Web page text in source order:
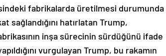
fabrikalarda üretilmesi durumunda
sağlandığını hatırlatan Trump,
inşa sürecinin sürdüğünü ifade
vurgulayan Trump, bu rakamın